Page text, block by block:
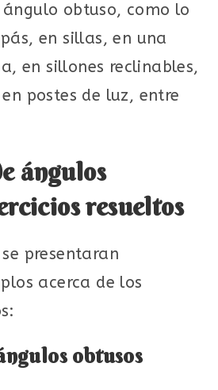
obtuso, como lo
en sillas, en una
en sillones reclinables,
postes de luz, entre
ángulos
resueltos
presentaran
acerca de los
obtusos